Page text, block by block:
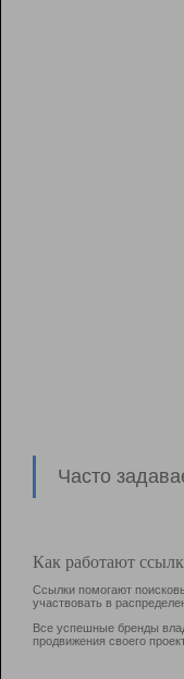
Часто
Как работают
Ссылки помогают
участвовать в
Все успешные бренды
продвижения своего